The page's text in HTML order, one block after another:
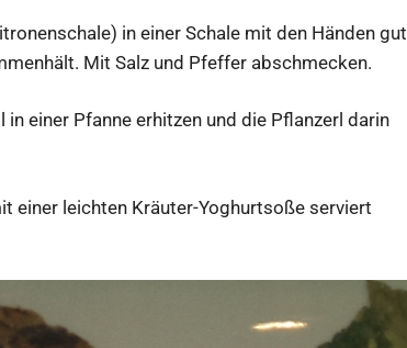
in einer Schale mit den Händen gut
Mit Salz und Pfeffer abschmecken.
einer Pfanne erhitzen und die Pflanzerl darin
einer leichten Kräuter-Yoghurtsoße serviert